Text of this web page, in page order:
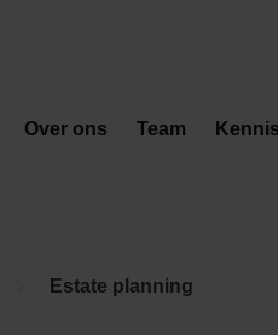
Over ons Team
Estate planning